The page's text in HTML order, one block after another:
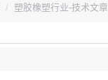
塑胶橡塑行业-技术文章